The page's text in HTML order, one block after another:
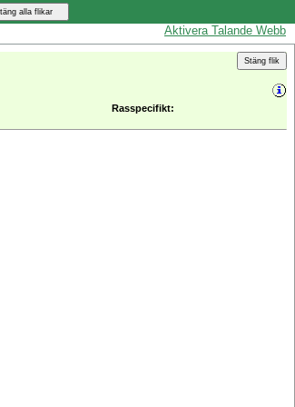
Aktivera Talande Webb
Rasspecifikt: